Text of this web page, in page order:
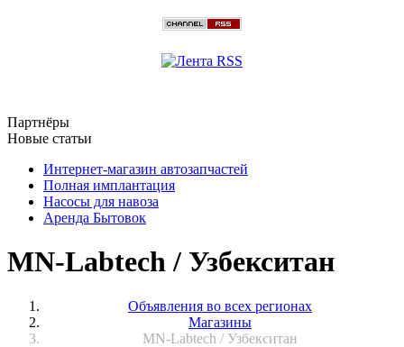
Партнёры
Новые статьи
Интернет-магазин автозапчастей
Полная имплантация
Насосы для навоза
Аренда Бытовок
MN-Labtech / Узбекситан
Объявления во всех регионах
Магазины
MN-Labtech / Узбекситан